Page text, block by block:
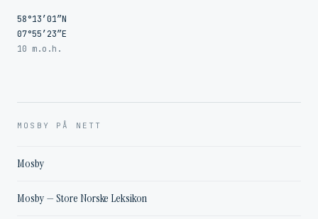
58°13′01″N
07°55′23″E
10 m.o.h.
MOSBY PÅ NETT
Mosby
Mosby — Store Norske Leksikon